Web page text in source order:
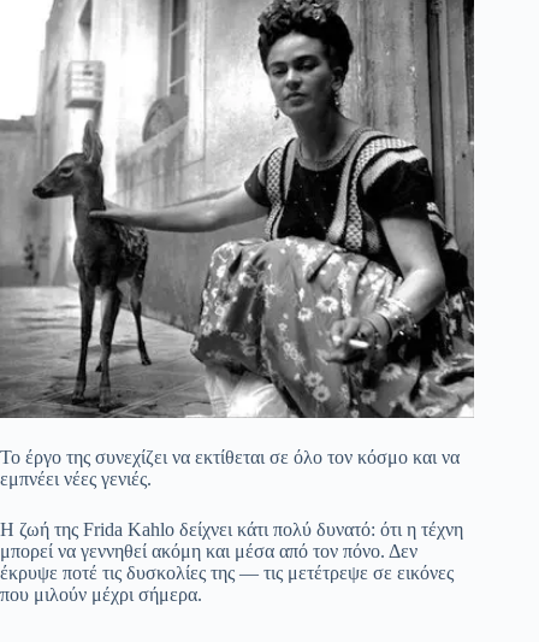
Το έργο της συνεχίζει να εκτίθεται σε όλο τον κόσμο και να
εμπνέει νέες γενιές.
Η ζωή της Frida Kahlo δείχνει κάτι πολύ δυνατό: ότι η τέχνη
μπορεί να γεννηθεί ακόμη και μέσα από τον πόνο. Δεν
έκρυψε ποτέ τις δυσκολίες της — τις μετέτρεψε σε εικόνες
που μιλούν μέχρι σήμερα.